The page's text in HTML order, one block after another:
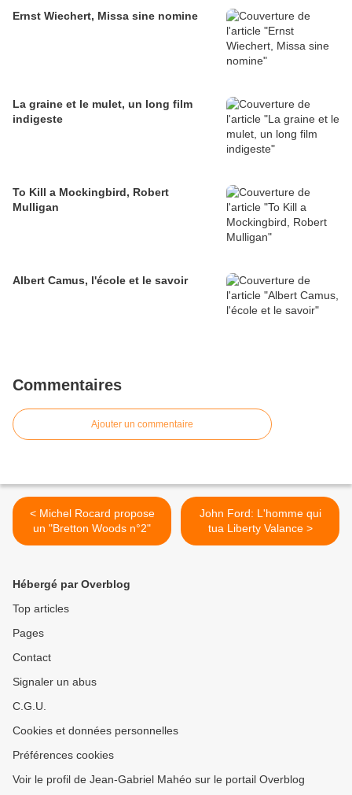
Ernst Wiechert, Missa sine nomine
La graine et le mulet, un long film
indigeste
To Kill a Mockingbird, Robert
Mulligan
Albert Camus, l'école et le savoir
Commentaires
Ajouter un commentaire
< Michel Rocard propose
un "Bretton Woods n°2"
John Ford: L'homme qui
tua Liberty Valance >
Hébergé par Overblog
Top articles
Pages
Contact
Signaler un abus
C.G.U.
Cookies et données personnelles
Préférences cookies
Voir le profil de Jean-Gabriel Mahéo sur le portail Overblog